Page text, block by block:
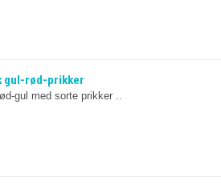
gul-rød-prikker
gul med sorte prikker ..